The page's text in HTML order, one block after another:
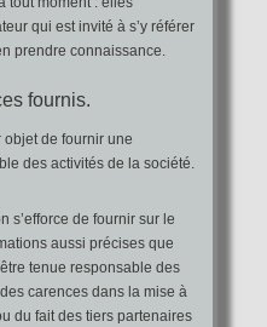
qui est invité à s’y référer
prendre connaissance.
fournis.
de fournir une
des activités de la société.
s’efforce de fournir sur le
aussi précises que
tenue responsable des
carences dans la mise à
du fait des tiers partenaires